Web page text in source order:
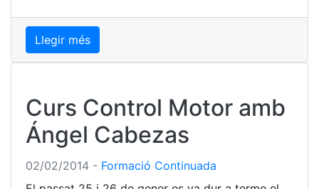
Llegir més
Curs Control Motor amb
Ángel Cabezas
02/02/2014 - Formació Continuada